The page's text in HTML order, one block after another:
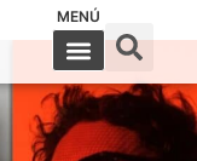
MENÚ